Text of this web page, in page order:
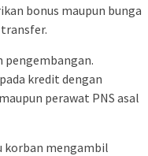
bonus maupun bunga
pengembangan.
kredit dengan
perawat PNS asal
korban mengambil